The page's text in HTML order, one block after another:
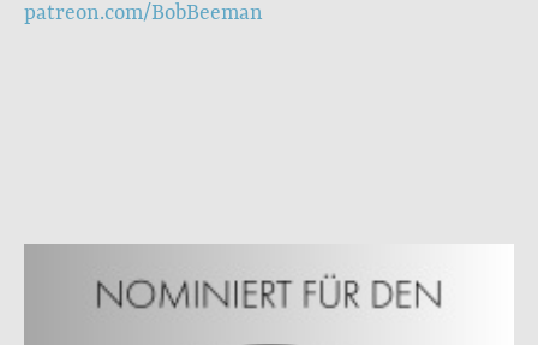
patreon.com/BobBeeman